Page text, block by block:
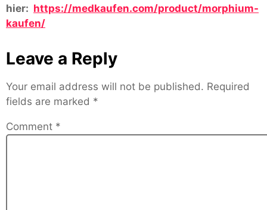
hier: https://medkaufen.com/product/morphium-
kaufen/
Leave a Reply
Your email address will not be published. Required
fields are marked *
Comment *